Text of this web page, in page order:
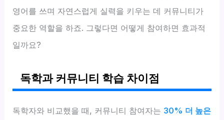
영어를 쓰며 자연스럽게 실력을 키우는 데 커뮤니티가
중요한 역할을 하죠. 그렇다면 어떻게 참여하면 효과적
일까요?
독학과 커뮤니티 학습 차이점
독학자와 비교했을 때, 커뮤니티 참여자는 30% 더 높은